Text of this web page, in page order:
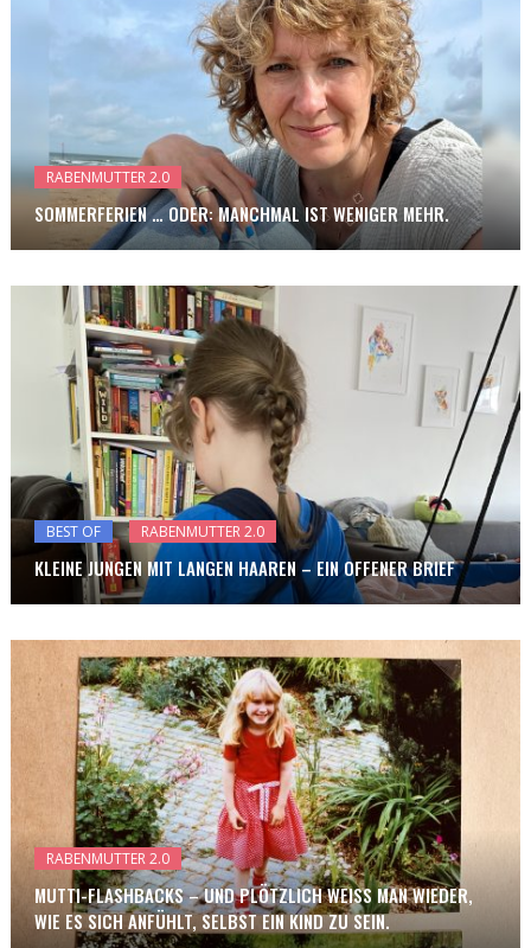
RABENMUTTER 2.0
SOMMERFERIEN … ODER: MANCHMAL IST WENIGER MEHR.
BEST OF RABENMUTTER 2.0
KLEINE JUNGEN MIT LANGEN HAAREN – EIN OFFENER BRIEF
RABENMUTTER 2.0
MUTTI-FLASHBACKS – UND PLÖTZLICH WEISS MAN WIEDER, W
IE ES SICH ANFÜHLT, SELBST EIN KIND ZU SEIN.